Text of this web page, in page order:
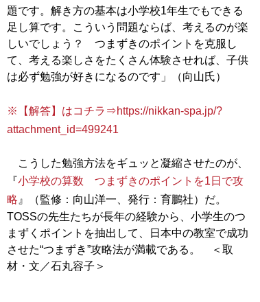
題です。解き方の基本は小学校1年生でもできる
足し算です。こういう問題ならば、考えるのが楽
しいでしょう？ つまずきのポイントを克服し
て、考える楽しさをたくさん体験させれば、子供
は必ず勉強が好きになるのです」（向山氏）
※【解答】はコチラ⇒https://nikkan-spa.jp/?
attachment_id=499241
こうした勉強方法をギュッと凝縮させたのが、
『小学校の算数 つまずきのポイントを1日で攻
略 』（監修：向山洋一、発行：育鵬社）だ。
TOSSの先生たちが長年の経験から、小学生のつ
まずくポイントを抽出して、日本中の教室で成功
させた“つまずき”攻略法が満載である。 ＜取